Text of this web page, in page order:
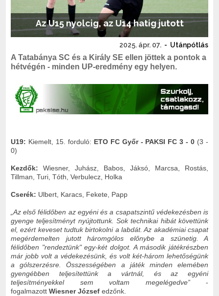
Az U15 nyolcig, az U14 hatig jutott
2025. ápr. 07. - Utánpótlás
A Tatabánya SC és a Király SE ellen jöttek a pontok a
hétvégén - minden UP-eredmény egy helyen.
U19: Kiemelt, 15. forduló: ETO FC Győr - PAKSI FC 3 - 0 (3 -
0)
Kezdők: Wiesner, Juhász, Babos, Jáksó, Marcsa, Rostás,
Tillman, Turi, Tóth, Verbulecz, Holka
Cserék: Ulbert, Karacs, Fekete, Papp
„Az első félidőben az egyéni és a csapatszintű védekezésben is
gyenge teljesítményt nyújtottunk. Sok technikai hibát követtünk
el, ezért keveset tudtuk birtokolni a labdát. Az akadémiai csapat
megérdemelten jutott háromgólos előnybe a szünetig. A
félidőben "rendeztünk" egy-két dolgot. A második játékrészben
már jobb volt a védekezésünk, és volt két-három lehetőségünk
a gólszerzésre. Összességében a játék minden elemében
gyengébben teljesítettünk a vártnál, és az egyéni
teljesítményekkel sem voltam megelégedve”-
fogalmazott Wiesner József edzőnk.